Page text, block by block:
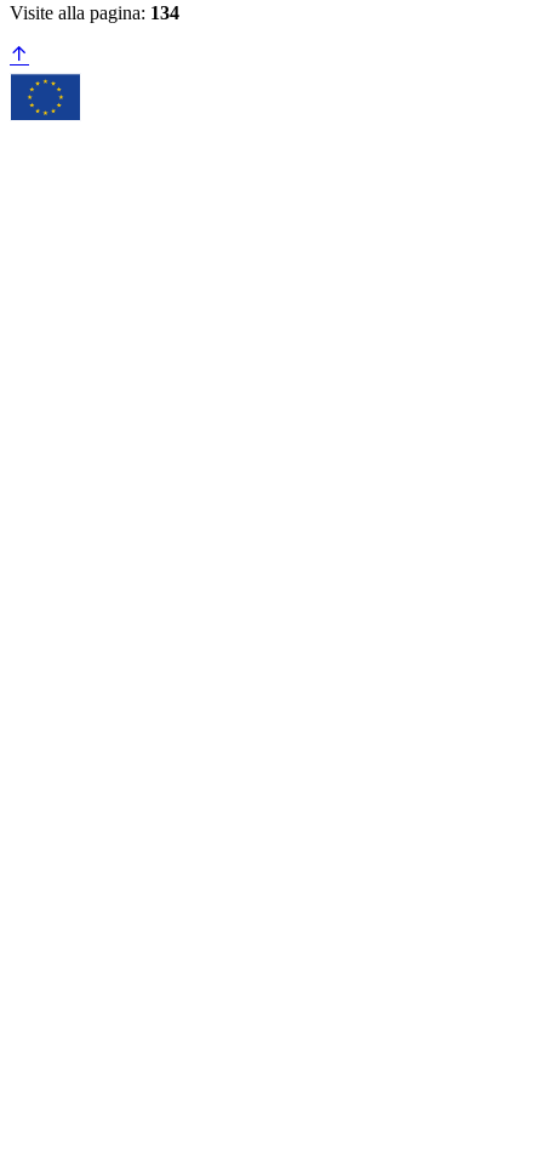
Visite alla pagina: 134